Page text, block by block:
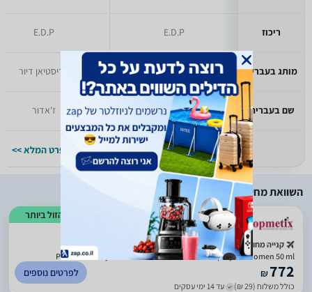
ריכוז
מותג בעברית
שם בעברית
E.D.P
יעודכן בקרוב
יעודכן בקרוב
למפרט המלא >>
E.D.P
כריסטיאן דיור
ז'אדור
למפרט המלא >>
השוואת מחירים
הזול ביותר
קנייה מחו"ל
Pure Poison by Christian Dior Eau De Parfum Spray for Women 50 ml
₪772
כולל משלוח (29 ₪) עד 14 ימי עסקים
לפרטים נוספים